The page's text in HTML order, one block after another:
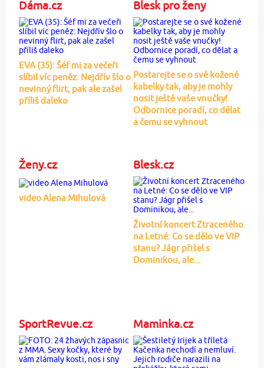
Dáma.cz
EVA (35): Šéf mi za večeři
slíbil víc peněz: Nejdřív šlo o
nevinný flirt, pak ale zašel
příliš daleko
Blesk pro ženy
Postarejte se o své kožené
kabelky tak, aby je mohly
nosit ještě vaše vnučky!
Odbornice poradí, co dělat
a čemu se vyhnout
Ženy.cz
video Alena Mihulová
Blesk.cz
Životní koncert Ztraceného
na Letné: Co se dělo ve VIP
stanu? Jágr přišel s
Dominikou, ale...
SportRevue.cz Maminka.cz